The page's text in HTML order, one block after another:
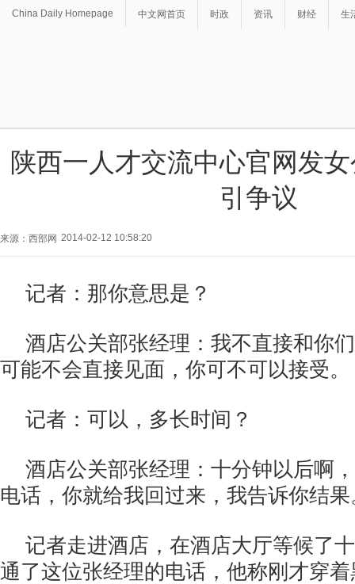
China Daily Homepage 中文网首页 时政 资讯 财经 生
陕西一人才交流中心官网发
引争议
来源：西部网 2014-02-12 10:58:20
记者：那你意思是？
酒店公关部张经理：我不直接和你
可能不会直接见面，你可不可以接受。
记者：可以，多长时间？
酒店公关部张经理：十分钟以后啊
电话，你就给我回过来，我告诉你结果
记者走进酒店，在酒店大厅等候了
通了这位张经理的电话，他称刚才穿